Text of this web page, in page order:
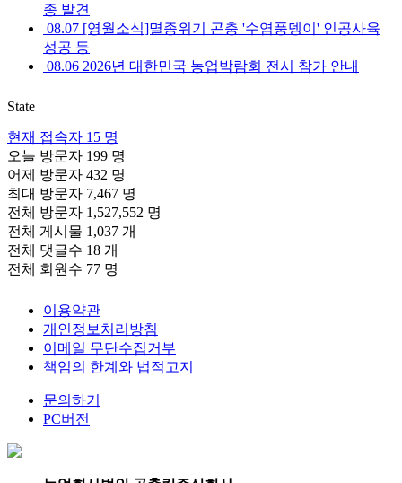
종 발견
08.07 [영월소식]멸종위기 곤충 '수염풍뎅이' 인공사육
성공 등
08.06 2026년 대한민국 농업박람회 전시 참가 안내
State
현재 접속자 15 명
오늘 방문자 199 명
어제 방문자 432 명
최대 방문자 7,467 명
전체 방문자 1,527,552 명
전체 게시물 1,037 개
전체 댓글수 18 개
전체 회원수 77 명
이용약관
개인정보처리방침
이메일 무단수집거부
책임의 한계와 법적고지
문의하기
PC버전